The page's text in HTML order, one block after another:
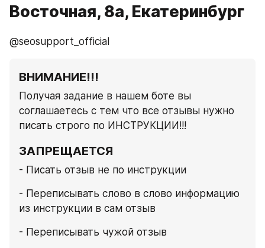
Восточная, 8а, Екатеринбург
@seosupport_official
ВНИМАНИЕ!!!
Получая задание в нашем боте вы
соглашаетесь с тем что все отзывы нужно
писать строго по ИНСТРУКЦИИ!!!
ЗАПРЕЩАЕТСЯ
- Писать отзыв не по инструкции
- Переписывать слово в слово информацию
из инструкции в сам отзыв
- Переписывать чужой отзыв